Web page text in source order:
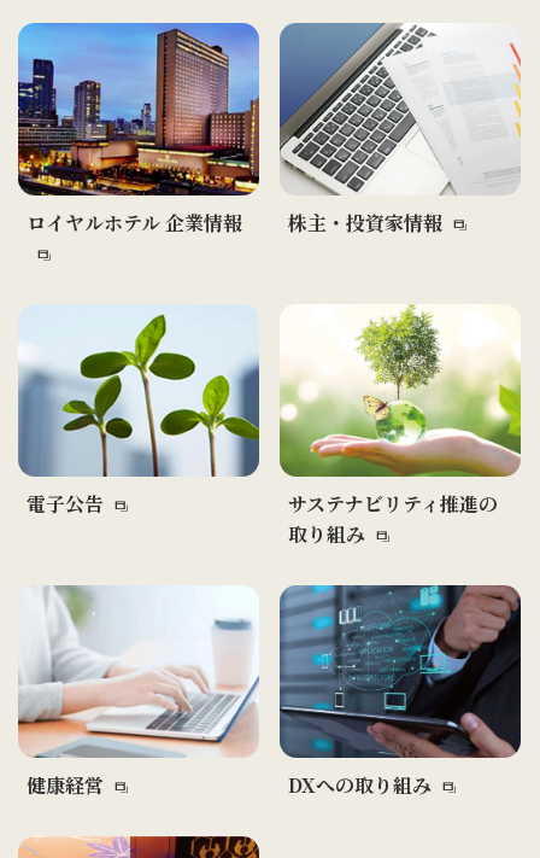
ロイヤルホテル 企業情報 株主・投資家情報
電子公告
サステナビリティ推進の
取り組み
健康経営 DXへの取り組み